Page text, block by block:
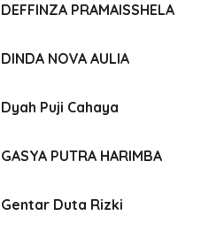
DEFFINZA PRAMAISSHELA
DINDA NOVA AULIA
Dyah Puji Cahaya
GASYA PUTRA HARIMBA
Gentar Duta Rizki